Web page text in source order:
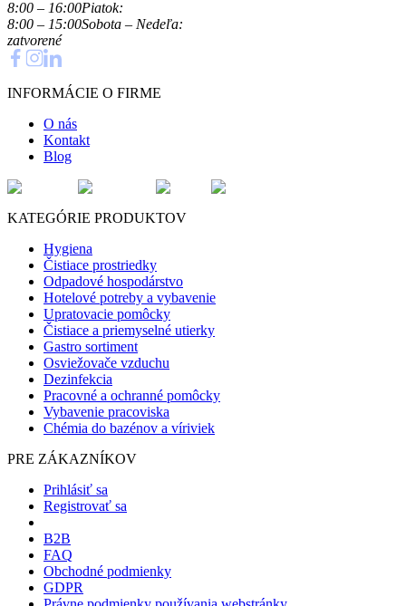
8:00 – 16:00Piatok:
8:00 – 15:00Sobota – Nedeľa:
zatvorené
INFORMÁCIE O FIRME
O nás
Kontakt
Blog
KATEGÓRIE PRODUKTOV
Hygiena
Čistiace prostriedky
Odpadové hospodárstvo
Hotelové potreby a vybavenie
Upratovacie pomôcky
Čistiace a priemyselné utierky
Gastro sortiment
Osviežovače vzduchu
Dezinfekcia
Pracovné a ochranné pomôcky
Vybavenie pracoviska
Chémia do bazénov a víriviek
PRE ZÁKAZNÍKOV
Prihlásiť sa
Registrovať sa
B2B
FAQ
Obchodné podmienky
GDPR